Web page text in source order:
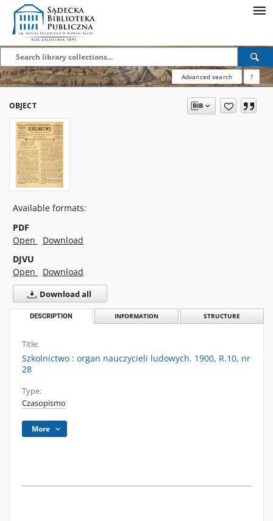
Advanced search ?
OBJECT
Available formats:
PDF
Open
Download
DJVU
Open
Download
Download all
DESCRIPTION INFORMATION STRUCTURE
Title:
Szkolnictwo : organ nauczycieli ludowych. 1900, R.10, nr
28
Type:
Czasopismo
More